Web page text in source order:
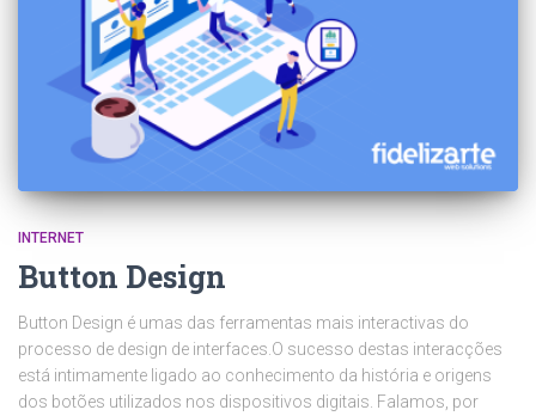
INTERNET
Button Design
Button Design é umas das ferramentas mais interactivas do
processo de design de interfaces.O sucesso destas interacções
está intimamente ligado ao conhecimento da história e origens
dos botões utilizados nos dispositivos digitais. Falamos, por